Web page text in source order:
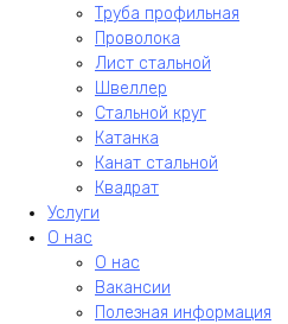
Труба профильная
Проволока
Лист стальной
Швеллер
Стальной круг
Катанка
Канат стальной
Квадрат
Услуги
О нас
О нас
Вакансии
Полезная информация